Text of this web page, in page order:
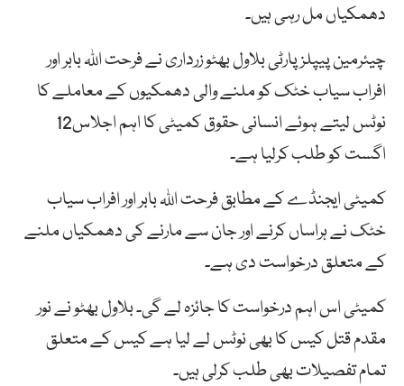
دھمکیاں مل رہی ہیں۔
چیئرمین پیپلزپارٹی بلاول بھٹو زرداری نے فرحت اللہ بابر اور
افراب سیاب خٹک کو ملنے والی دھمکیوں کے معاملے کا
نوٹس لیتے ہوئے انسانی حقوق کمیٹی کا اہم اجلاس12
اگست کو طلب کرلیا ہے۔
کمیٹی ایجنڈے کے مطابق فرحت اللہ بابر اور افراب سیاب
خٹک نے ہراساں کرنے اور جان سے مارنے کی دھمکیاں ملنے
کے متعلق درخواست دی ہے۔
کمیٹی اس اہم درخواست کا جائزہ لے گی۔ بلاول بھٹو نے نور
مقدم قتل کیس کا بھی نوٹس لے لیا ہے کیس کے متعلق
تمام تفصیلات بھی طلب کرلی ہیں۔